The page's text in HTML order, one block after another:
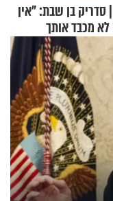
סדריק בן שבת: "אין
מכבד אותך
תפילין"